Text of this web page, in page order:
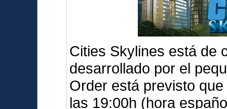
Cities Skylines está de
desarrollado por el
Order está previsto
las 19:00h (hora